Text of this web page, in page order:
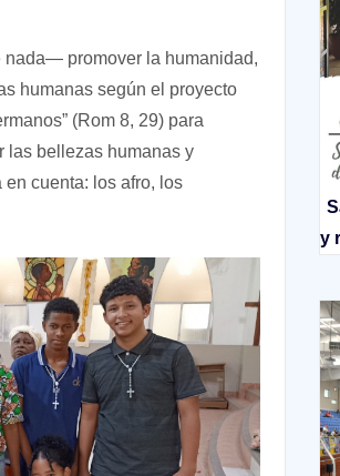
promover la humanidad,
humanas según el proyecto
(Rom 8, 29) para
las bellezas humanas y
cuenta: los afro, los
y